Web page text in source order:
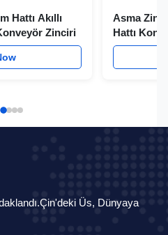
Hattı Akıllı
Zinciri
Asma
Hattı
Üs, Dünyaya